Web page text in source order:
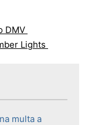
DMV
Lights
multa a